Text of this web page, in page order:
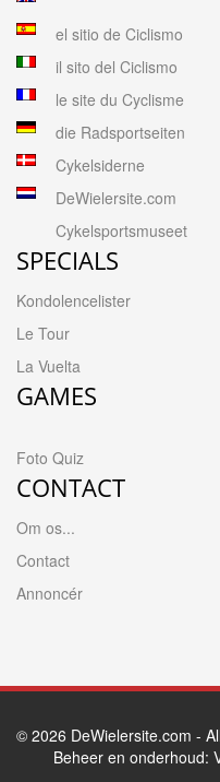
el sitio de Ciclismo
il sito del Ciclismo
le site du Cyclisme
die Radsportseiten
Cykelsiderne
DeWielersite.com
Cykelsportsmuseet
SPECIALS
Kondolencelister
Le Tour
La Vuelta
GAMES
Foto Quiz
CONTACT
Om os...
Contact
Annoncér
© 2026 DeWielersite.com -
Beheer en onderhoud: